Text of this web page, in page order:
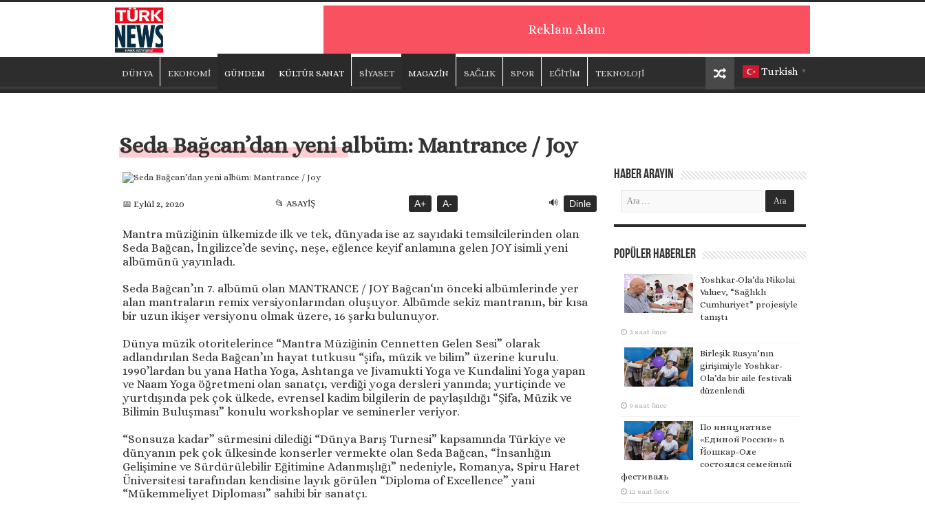
Reklam Alanı
Turkish ▼
DÜNYA EKONOMİ GÜNDEM KÜLTÜR SANAT SİYASET MAGAZİN SAĞLIK SPOR EĞİTİM TEKNOLOJİ
Seda Bağcan’dan yeni albüm: Mantrance / Joy
📅 Eylül 2, 2020 📂 ASAYİŞ A+ A- 🔊 Dinle
Mantra müziğinin ülkemizde ilk ve tek, dünyada ise az sayıdaki temsilcilerinden olan
Seda Bağcan, İngilizce’de sevinç, neşe, eğlence keyif anlamına gelen JOY isimli yeni
albümünü yayınladı.
Seda Bağcan’ın 7. albümü olan MANTRANCE / JOY Bağcan‘ın önceki albümlerinde yer
alan mantraların remix versiyonlarından oluşuyor. Albümde sekiz mantranın, bir kısa
bir uzun ikişer versiyonu olmak üzere, 16 şarkı bulunuyor.
Dünya müzik otoritelerince “Mantra Müziğinin Cennetten Gelen Sesi” olarak
adlandırılan Seda Bağcan’ın hayat tutkusu “şifa, müzik ve bilim” üzerine kurulu.
1990’lardan bu yana Hatha Yoga, Ashtanga ve Jivamukti Yoga ve Kundalini Yoga yapan
ve Naam Yoga öğretmeni olan sanatçı, verdiği yoga dersleri yanında; yurtiçinde ve
yurtdışında pek çok ülkede, evrensel kadim bilgilerin de paylaşıldığı “Şifa, Müzik ve
Bilimin Buluşması” konulu workshoplar ve seminerler veriyor.
“Sonsuza kadar” sürmesini dilediği “Dünya Barış Turnesi” kapsamında Türkiye ve
dünyanın pek çok ülkesinde konserler vermekte olan Seda Bağcan, “İnsanlığın
Gelişimine ve Sürdürülebilir Eğitimine Adanmışlığı” nedeniyle, Romanya, Spiru Haret
Üniversitesi tarafından kendisine layık görülen “Diploma of Excellence” yani
“Mükemmeliyet Diploması” sahibi bir sanatçı.
Haber Arayın
Popüler Haberler
Yoshkar-Ola’da Nikolai
Valuev, “Sağlıklı
Cumhuriyet” projesiyle
tanıştı
3 saat önce
Birleşik Rusya’nın
girişimiyle Yoshkar-
Ola’da bir aile festivali
düzenlendi
9 saat önce
По инициативе
«Единой России» в
Йошкар-Оле
состоялся семейный
фестиваль
12 saat önce